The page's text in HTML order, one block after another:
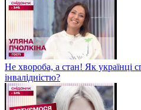
Не хвороба, а стан! Як українці
інвалідністю?